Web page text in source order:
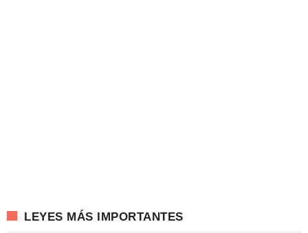
LEYES MÁS IMPORTANTES